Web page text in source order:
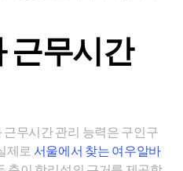
근무시간
무시간 관리 능력은 구인구
제로서울에서 찾는 여우알바